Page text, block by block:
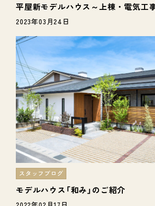
平屋新モデルハウス～上棟・電気工
2023年03月24日
モデルハウス「和み」のご紹介
スタッフブログ